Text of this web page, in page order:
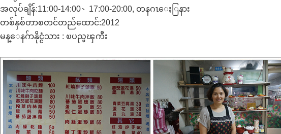
အလုပ်ချိန်:11:00-14:00、17:00-20:00, တနဂၤေႏြနား
တစ်နှစ်တာစတင်တည်ထောင်:2012
မန္ေနဂ်ာနိုင္ငံသား : ၿပည္မၾကီး